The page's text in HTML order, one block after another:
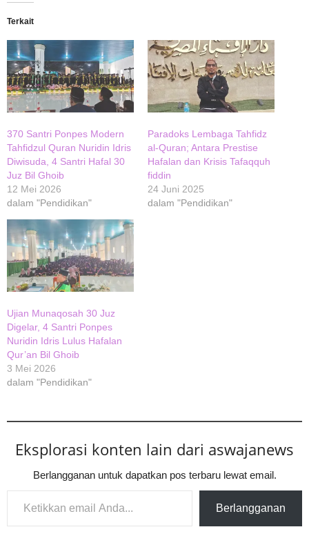
Terkait
370 Santri Ponpes Modern
Tahfidzul Quran Nuridin Idris
Diwisuda, 4 Santri Hafal 30
Juz Bil Ghoib
12 Mei 2026
dalam "Pendidikan"
Paradoks Lembaga Tahfidz
al-Quran; Antara Prestise
Hafalan dan Krisis Tafaqquh
fiddin
24 Juni 2025
dalam "Pendidikan"
Ujian Munaqosah 30 Juz
Digelar, 4 Santri Ponpes
Nuridin Idris Lulus Hafalan
Qur’an Bil Ghoib
3 Mei 2026
dalam "Pendidikan"
Eksplorasi konten lain dari aswajanews
Berlangganan untuk dapatkan pos terbaru lewat email.
Ketikkan email Anda...
Berlangganan